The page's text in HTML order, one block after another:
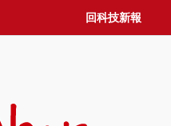
回科技新報